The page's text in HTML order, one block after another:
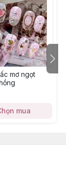
mơ ngọt
mua